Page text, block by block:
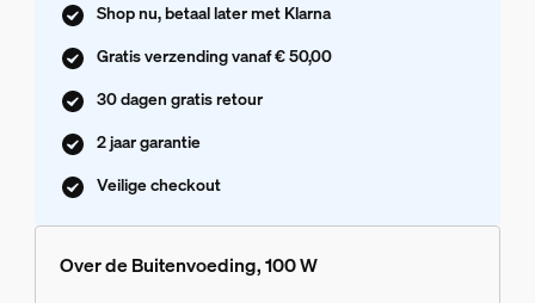
Shop nu, betaal later met Klarna
Gratis verzending vanaf € 50,00
30 dagen gratis retour
2 jaar garantie
Veilige checkout
Over de Buitenvoeding, 100 W